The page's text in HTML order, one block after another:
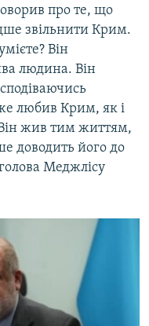
про те, що
звільнити Крим.
Він
людина. Він
любив Крим, як і
жив тим життям,
доводить його до
Меджлісу
Рефат Чубаров про Рустема Аблятифова: «Он погиб, в надежде возвратиться в Крым» (видео)
available